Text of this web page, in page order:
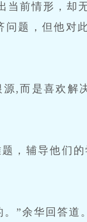
前情形，却
题，但他对
,而是喜欢解
，辅导他们
”余华回答道。